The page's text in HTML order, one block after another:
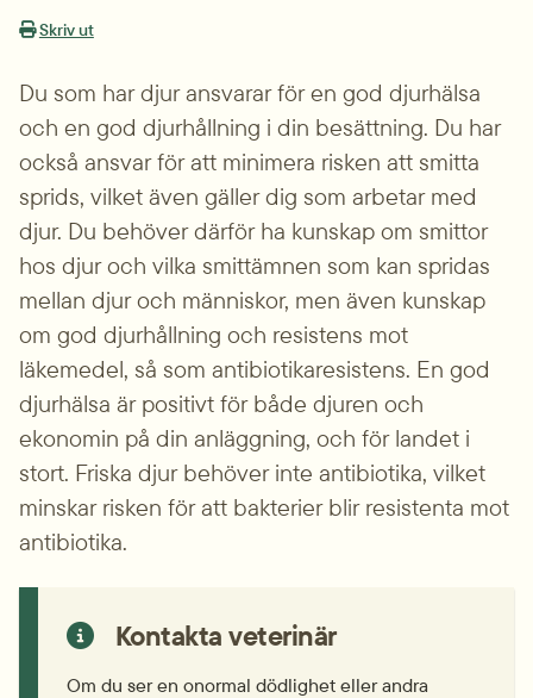
Skriv ut
Du som har djur ansvarar för en god djurhälsa
och en god djurhållning i din besättning. Du har
också ansvar för att minimera risken att smitta
sprids, vilket även gäller dig som arbetar med
djur. Du behöver därför ha kunskap om smittor
hos djur och vilka smittämnen som kan spridas
mellan djur och människor, men även kunskap
om god djurhållning och resistens mot
läkemedel, så som antibiotika­resistens. En god
djurhälsa är positivt för både djuren och
ekonomin på din anläggning, och för landet i
stort. Friska djur behöver inte antibiotika, vilket
minskar risken för att bakterier blir resistenta mot
antibiotika.
Kontakta veterinär
Om du ser en onormal dödlighet eller andra